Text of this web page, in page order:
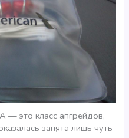
— это класс апгрейдов,
занята лишь чуть